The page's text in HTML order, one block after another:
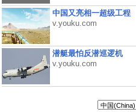
中国又亮相一超级工程
v.youku.com
潜艇最怕反潜巡逻机
v.youku.com